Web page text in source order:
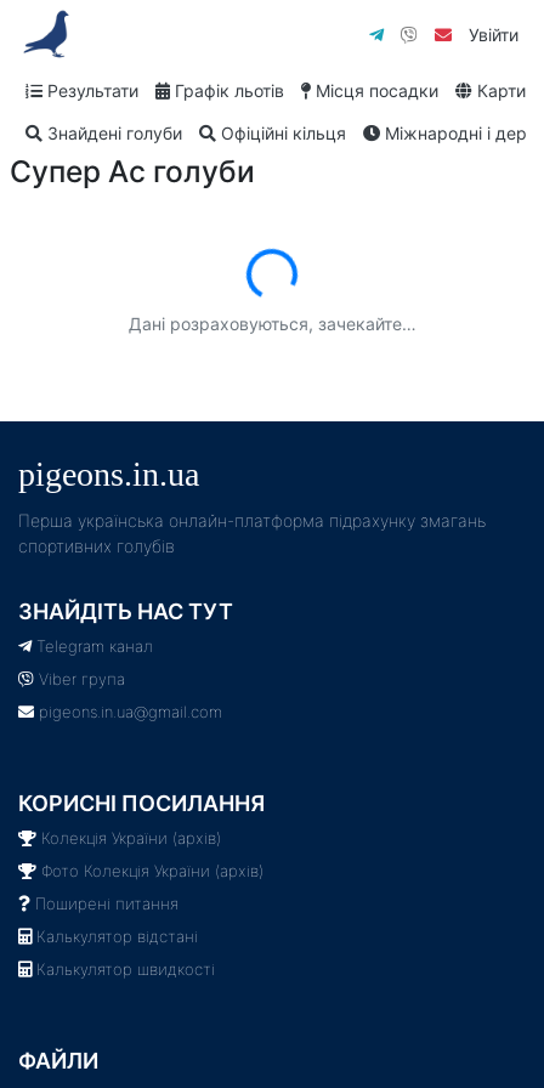
Увійти
Результати Графік льотів Місця посадки Карти
Знайдені голуби Офіційні кільця Міжнародні і
Супер Ас голуби
Завантаження...
Дані розраховуються, зачекайте…
pigeons.in.ua
Пeрша українська онлайн-платформа підрахунку змагань
спортивних голубів
ЗНАЙДІТЬ НАС ТУТ
Telegram канал
Viber група
pigeons.in.ua@gmail.com
КОРИСНІ ПОСИЛАННЯ
Колекція України (архів)
Фото Колекція України (архів)
Поширені питання
Калькулятор відстані
Калькулятор швидкості
ФАЙЛИ